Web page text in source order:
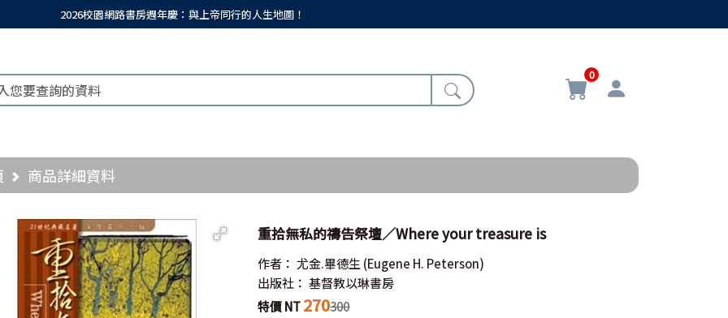
2026校園網路書房週年慶：與上帝同行的人生地圖！
0
商品詳細資料
重拾無私的禱告祭壇／Where your treasure is
作者： 尤金.畢德生(Eugene H. Peterson)
出版社： 基督教以琳書房
特價 NT270300